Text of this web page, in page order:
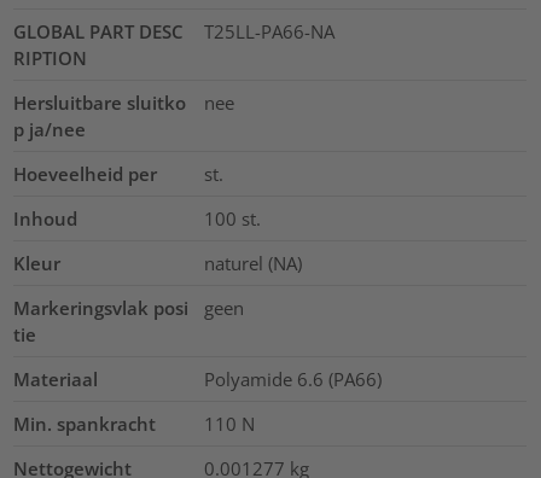
GLOBAL PART DESC
RIPTION
T25LL-PA66-NA
Hersluitbare sluitko
p ja/nee
nee
Hoeveelheid per
st.
Inhoud
100 st.
Kleur
naturel (NA)
Markeringsvlak posi
tie
geen
Materiaal
Polyamide 6.6 (PA66)
Min. spankracht
110 N
Nettogewicht
0.001277 kg